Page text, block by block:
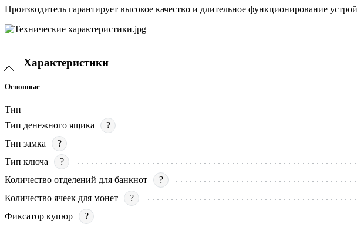
Производитель гарантирует высокое качество и длительное функционирование
Характеристики
Основные
Тип
Тип денежного ящика
?
Тип замка
?
Тип ключа
?
Количество отделений для банкнот
?
Количество ячеек для монет
?
Фиксатор купюр
?